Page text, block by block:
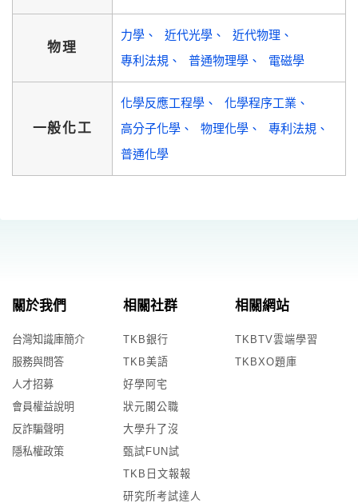
物理
力學 近代光學
近代物理
專利法規
普通物理學 電磁學
一般化工
化學反應工程學
化學程序工業
高分子化學
物理化學
專利法規
普通化學
關於我們
台灣知識庫簡介
服務與問答
人才招募
會員權益說明
反詐騙聲明
隱私權政策
相關社群
TKB銀行
TKB美語
好學阿宅
狀元閣公職
大學升了沒
甄試FUN試
TKB日文報報
研究所考試達人
相關網站
TKBTV雲端學習
TKBXO題庫